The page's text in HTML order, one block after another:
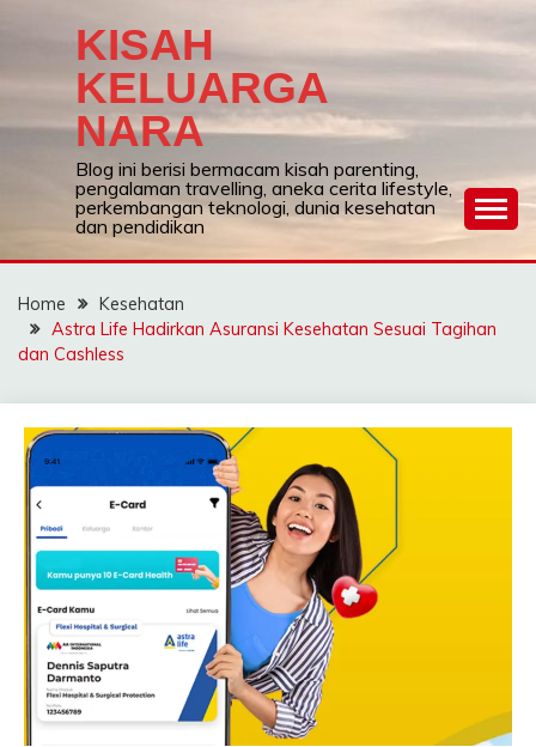
KISAH
KELUARGA
NARA
Blog ini berisi bermacam kisah parenting,
pengalaman travelling, aneka cerita lifestyle,
perkembangan teknologi, dunia kesehatan
dan pendidikan
Home
Kesehatan
Astra Life Hadirkan Asuransi Kesehatan Sesuai Tagihan
dan Cashless